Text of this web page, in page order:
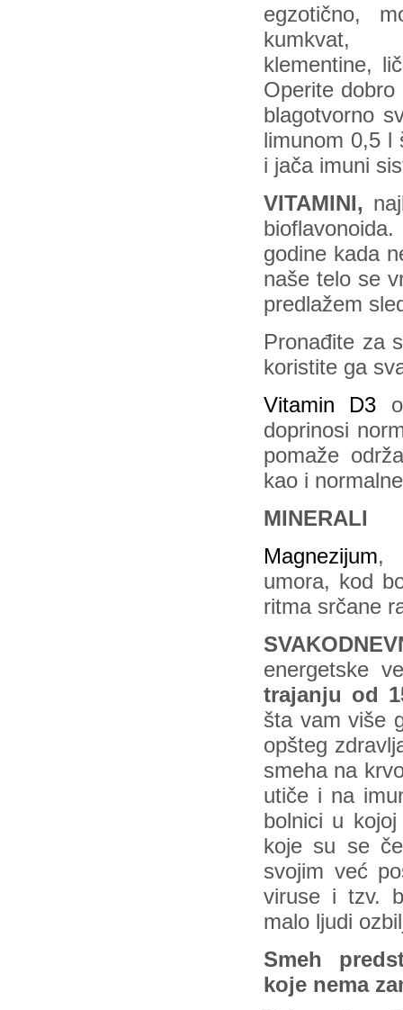
egzotično,
kumkvat,
klementine,
Operite
blagotvorno
limunom 0,5
i jača imuni
VITAMINI,
godine kada
naše telo se
predlažem
Pronađite za
koristite ga
Vitamin D3
doprinosi
pomaže
kao i
MINERALI
Magnezijum,
umora, kod
ritma srčane
energetske
trajanju od
šta vam više
opšteg
smeha na
utiče i na
bolnici u
koje su se
svojim već
viruse i tzv.
malo ljudi
Smeh
koje nema